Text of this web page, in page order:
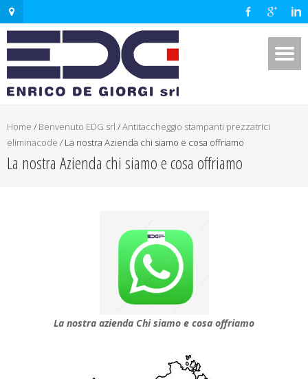
Home / Benvenuto EDG srl /Antitaccheggio stampanti prezzatrici
eliminacode / La nostra Azienda chi siamo e cosa offriamo
La nostra Azienda chi siamo e cosa offriamo
La nostra azienda Chi siamo e cosa offriamo